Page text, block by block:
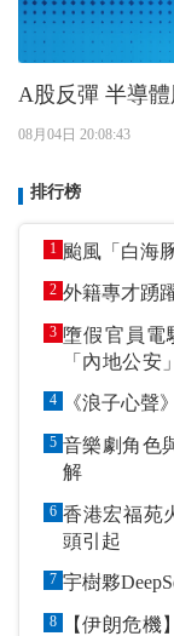
A股反彈
08月04日 20:08:43
排行榜
1 颱風「白海
2
3 墮假官員電騙案 富婆被當「提款機
「內地公安」
指定戶口作
4
5 音樂劇角色與人生深
解
6 香港宏福苑
頭引起
7 宇樹夥
8
【伊朗危機】